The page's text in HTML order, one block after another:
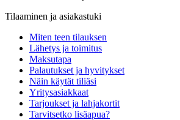
Tilaaminen ja asiakastuki
Miten teen tilauksen
Lähetys ja toimitus
Maksutapa
Palautukset ja hyvitykset
Näin käytät tiliäsi
Yritysasiakkaat
Tarjoukset ja lahjakortit
Tarvitsetko lisäapua?